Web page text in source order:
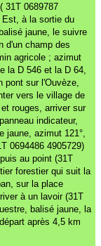
31T 0689787
Est, à la sortie du
jaune, le suivre
d'un champ des
agricole ; azimut
la D 546 et la D 64,
pont sur l'Ouvèze,
vers le village de
rouges, arriver sur
indicateur,
jaune, azimut 121°,
0694486 4905729)
au point (31T
forestier qui suit la
sur la place
à un lavoir (31T
balisé jaune, la
après 4,5 km